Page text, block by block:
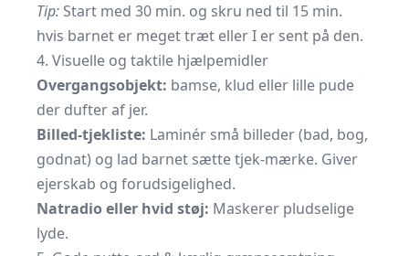
Tip: Start med 30 min. og skru ned til 15 min.
hvis barnet er meget træt eller I er sent på den.
4. Visuelle og taktile hjælpemidler
Overgangsobjekt: bamse, klud eller lille pude
der dufter af jer.
Billed-tjekliste: Laminér små billeder (bad, bog,
godnat) og lad barnet sætte tjek-mærke. Giver
ejerskab og forudsigelighed.
Natradio eller hvid støj: Maskerer pludselige
lyde.